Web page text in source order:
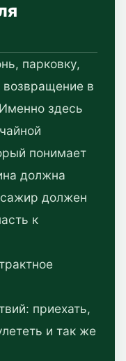
парковку,
возвращение в
здесь
понимает
должна
должен
к
приехать,
и так же